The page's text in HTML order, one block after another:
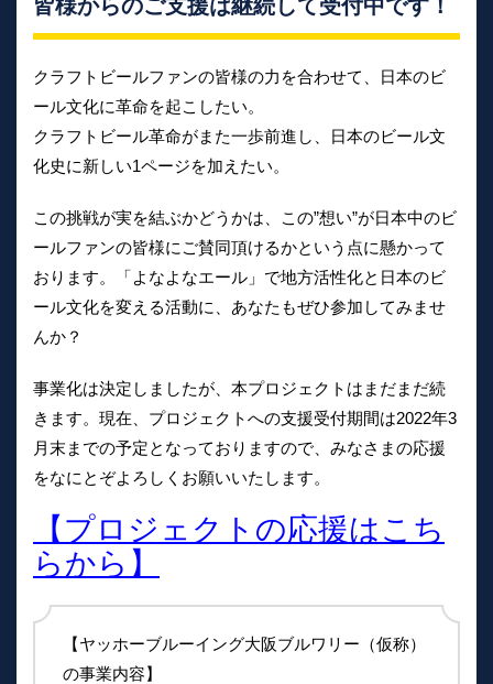
皆様からのご支援は継続して受付中です！
クラフトビールファンの皆様の力を合わせて、日本のビ
ール文化に革命を起こしたい。
クラフトビール革命がまた一歩前進し、日本のビール文
化史に新しい1ページを加えたい。
この挑戦が実を結ぶかどうかは、この”想い”が日本中のビ
ールファンの皆様にご賛同頂けるかという点に懸かって
おります。「よなよなエール」で地方活性化と日本のビ
ール文化を変える活動に、あなたもぜひ参加してみませ
んか？
事業化は決定しましたが、本プロジェクトはまだまだ続
きます。現在、プロジェクトへの支援受付期間は2022年3
月末までの予定となっておりますので、みなさまの応援
をなにとぞよろしくお願いいたします。
【プロジェクトの応援はこち
らから】
【ヤッホーブルーイング大阪ブルワリー（仮称）
の事業内容】